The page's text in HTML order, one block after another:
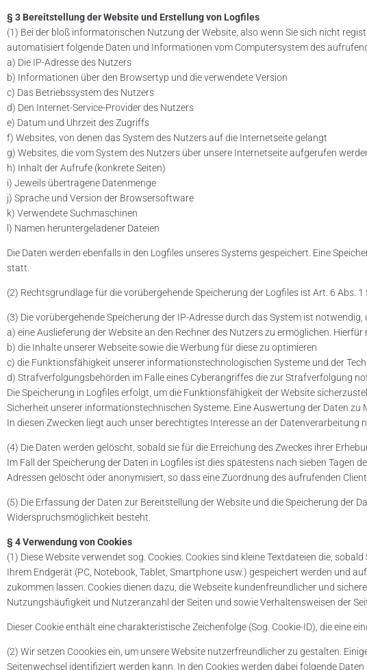
§ 3 Bereitstellung der Website und Erstellung von Logfiles
(1) Bei der bloß informatorischen Nutzung der Website, also wenn Sie sich nicht
automatisiert folgende Daten und Informationen vom Computersystem des
a) Die IP-Adresse des Nutzers
b) Informationen über den Browsertyp und die verwendete Version
c) Das Betriebssystem des Nutzers
d) Den Internet-Service-Provider des Nutzers
e) Datum und Uhrzeit des Zugriffs
f) Websites, von denen das System des Nutzers auf die Internetseite gelangt
g) Websites, die vom System des Nutzers über unsere Internetseite aufgerufen
h) Inhalt der Aufrufe (konkrete Seiten)
i) Jeweils übertragene Datenmenge
j) Sprache und Version der Browsersoftware
k) Verwendete Suchmaschinen
l) Namen heruntergeladener Dateien
Die Daten werden ebenfalls in den Logfiles unseres Systems gespeichert. Eine
statt.
(2) Rechtsgrundlage für die vorübergehende Speicherung der Logfiles ist Art. 6 Abs. 1
(3) Die vorübergehende Speicherung der IP-Adresse durch das System ist notwendig,
a) eine Auslieferung der Website an den Rechner des Nutzers zu ermöglichen.
b) die Inhalte unserer Webseite sowie die Werbung für diese zu optimieren
c) die Funktionsfähigkeit unserer informationstechnologischen Systeme und der
d) Strafverfolgungsbehörden im Falle eines Cyberangriffes die zur Strafverfolgung
Die Speicherung in Logfiles erfolgt, um die Funktionsfähigkeit der Website
Sicherheit unserer informationstechnischen Systeme. Eine Auswertung der Daten
In diesen Zwecken liegt auch unser berechtigtes Interesse an der Datenverarbeitung
(4) Die Daten werden gelöscht, sobald sie für die Erreichung des Zweckes ihrer
Im Fall der Speicherung der Daten in Logfiles ist dies spätestens nach sieben Tagen
Adressen gelöscht oder anonymisiert, so dass eine Zuordnung des aufrufenden
(5) Die Erfassung der Daten zur Bereitstellung der Website und die Speicherung der
Widerspruchsmöglichkeit besteht.
§ 4 Verwendung von Cookies
(1) Diese Website verwendet sog. Cookies. Cookies sind kleine Textdateien die,
Ihrem Endgerät (PC, Notebook, Tablet, Smartphone usw.) gespeichert werden und
zukommen lassen. Cookies dienen dazu, die Webseite kundenfreundlicher und
Nutzungshäufigkeit und Nutzeranzahl der Seiten und sowie Verhaltensweisen der
Dieser Cookie enthält eine charakteristische Zeichenfolge (Sog. Cookie-ID), die eine
(2) Wir setzen Coookies ein, um unsere Website nutzerfreundlicher zu gestalten.
Seitenwechsel identifiziert werden kann. In den Cookies werden dabei folgende